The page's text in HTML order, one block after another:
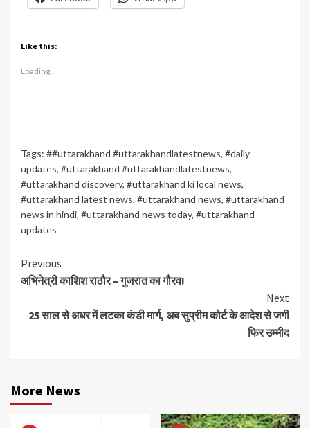
Like this:
Loading...
Tags: ##uttarakhand #uttarakhandlatestnews, #daily
updates, #uttarakhand #uttarakhandlatestnews,
#uttarakhand discovery, #uttarakhand ki local news,
#uttarakhand latest news, #uttarakhand news, #uttarakhand
news in hindi, #uttarakhand news today, #uttarakhand
updates
Continue
Reading
Previous
अभिनेत्री काशिश राठौर – गुजरात का गौरव!
Next
25 साल से अधर में लटका कंडी मार्ग, अब सुप्रीम कोर्ट के आदेश से जगी
फिर उम्मीद
More News